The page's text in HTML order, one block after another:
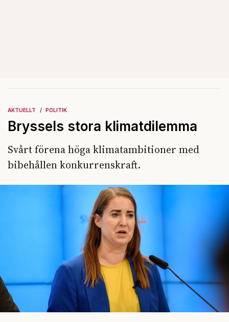
AKTUELLT POLITIK
Bryssels stora klimatdilemma
Svårt förena höga klimatambitioner med
bibehållen konkurrenskraft.